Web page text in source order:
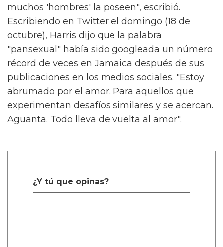
muchos 'hombres' la poseen", escribió.
Escribiendo en Twitter el domingo (18 de
octubre), Harris dijo que la palabra
"pansexual" había sido googleada un número
récord de veces en Jamaica después de sus
publicaciones en los medios sociales. "Estoy
abrumado por el amor. Para aquellos que
experimentan desafíos similares y se acercan.
Aguanta. Todo lleva de vuelta al amor".
¿Y tú que opinas?